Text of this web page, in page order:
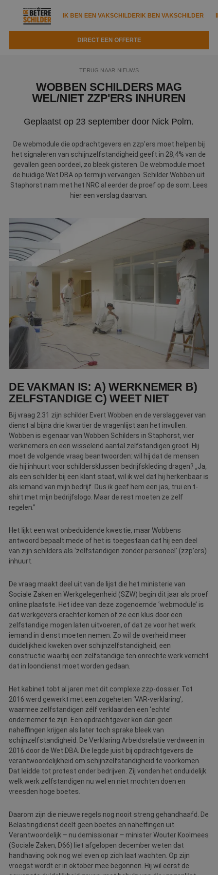
IK BEN EEN VAKSCHILDERIK BEN VAKSCHILDER
DIRECT EEN OFFERTE
Kennisbank
Trainingen
Partners
Infopakket
Zoeken naar een schilder
Tips
Garantie
Service
Waarom de betere schilder?
Over ons
Nieuws & blog
Vacatures
Contact
Magazines
TERUG NAAR NIEUWS
WOBBEN SCHILDERS MAG
WEL/NIET ZZP'ERS INHUREN
Geplaatst op 23 september door Nick Polm.
De webmodule die opdrachtgevers en zzp'ers moet helpen bij
het signaleren van schijnzelfstandigheid geeft in 28,4% van de
gevallen geen oordeel, zo bleek gisteren. De webmodule moet
de huidige Wet DBA op termijn vervangen. Schilder Wobben uit
Staphorst nam met het NRC al eerder de proef op de som. Lees
hier een verslag daarvan.
DE VAKMAN IS: A) WERKNEMER B)
ZELFSTANDIGE C) WEET NIET
Bij vraag 2.31 zijn schilder Evert Wobben en de verslaggever van
dienst al bijna drie kwartier de vragenlijst aan het invullen.
Wobben is eigenaar van Wobben Schilders in Staphorst, vier
werknemers en een wisselend aantal zelfstandigen groot. Hij
moet de volgende vraag beantwoorden: wil hij dat de mensen
die hij inhuurt voor schildersklussen bedrijfskleding dragen? „Ja,
als een schilder bij een klant staat, wil ik wel dat hij herkenbaar is
als iemand van mijn bedrijf. Dus ik geef hem een jas, trui en t-
shirt met mijn bedrijfslogo. Maar de rest moeten ze zelf
regelen.”
Het lijkt een wat onbeduidende kwestie, maar Wobbens
antwoord bepaalt mede of het is toegestaan dat hij een deel
van zijn schilders als ‘zelfstandigen zonder personeel’ (zzp’ers)
inhuurt.
De vraag maakt deel uit van de lijst die het ministerie van
Sociale Zaken en Werkgelegenheid (SZW) begin dit jaar als proef
online plaatste. Het idee van deze zogenoemde ‘webmodule’ is
dat werkgevers erachter komen of ze een klus door een
zelfstandige mogen laten uitvoeren, of dat ze voor het werk
iemand in dienst moeten nemen. Zo wil de overheid meer
duidelijkheid kweken over schijnzelfstandigheid, een
constructie waarbij een zelfstandige ten onrechte werk verricht
dat in loondienst moet worden gedaan.
Het kabinet tobt al jaren met dit complexe zzp-dossier. Tot
2016 werd gewerkt met een zogeheten ‘VAR-verklaring’,
waarmee zelfstandigen zélf verklaarden een ‘echte’
ondernemer te zijn. Een opdrachtgever kon dan geen
naheffingen krijgen als later toch sprake bleek van
schijnzelfstandigheid. De Verklaring Arbeidsrelatie verdween in
2016 door de Wet DBA. Die legde juist bij opdrachtgevers de
verantwoordelijkheid om schijnzelfstandigheid te voorkomen.
Dat leidde tot protest onder bedrijven. Zij vonden het onduidelijk
welk werk zelfstandigen nu wel en niet mochten doen en
vreesden hoge boetes.
Daarom zijn die nieuwe regels nog nooit streng gehandhaafd. De
Belastingdienst deelt geen boetes en naheffingen uit.
Verantwoordelijk – nu demissionair – minister Wouter Koolmees
(Sociale Zaken, D66) liet afgelopen december weten dat
handhaving ook nog wel even op zich laat wachten. Op zijn
vroegst wordt er in oktober mee begonnen. Hij wil eerst de